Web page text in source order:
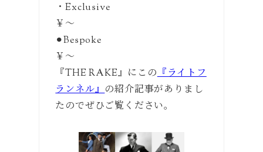
・Exclusive
￥〜
⚫︎Bespoke
￥〜
『THE RAKE』にこの『ライトフ
ランネル』の紹介記事がありまし
たのでぜひご覧ください。